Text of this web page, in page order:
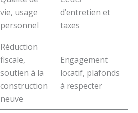
vie, usage
personnel
d’entretien et
taxes
Réduction
fiscale,
soutien à la
construction
neuve
Engagement
locatif, plafonds
à respecter